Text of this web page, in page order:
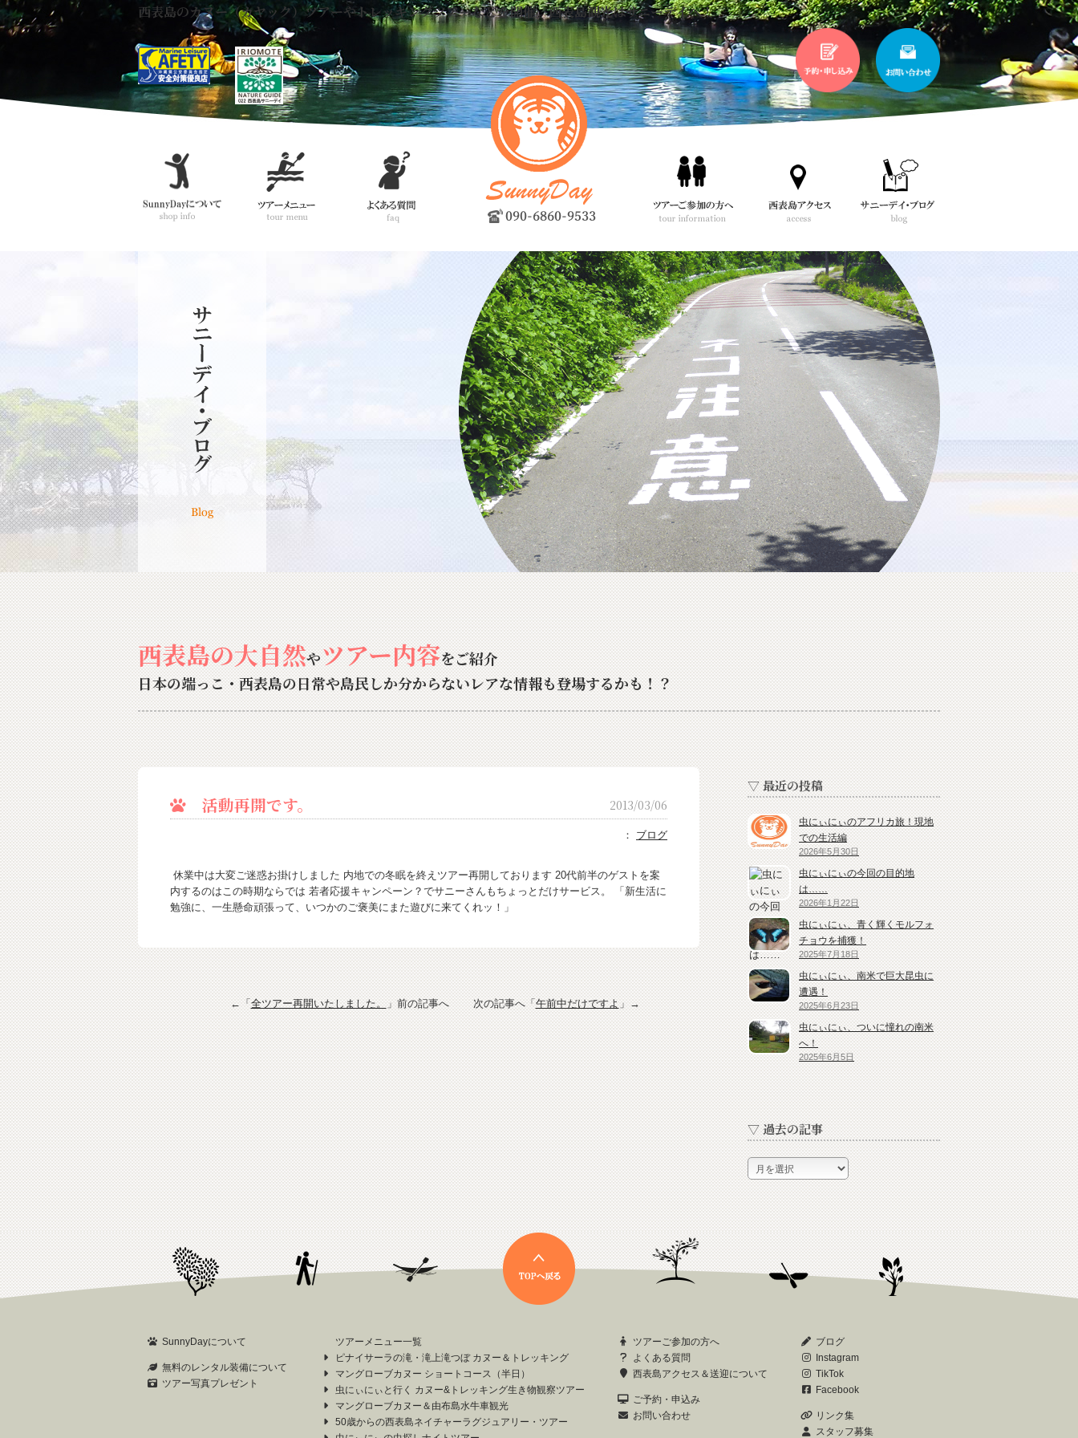
西表島のカヌー（カヤック）ツアーやトレッキングツアーなどを開催。西表島観光はサニーデイへ！
西表島の大自然やツアー内容をご紹介
日本の端っこ・西表島の日常や島民しか分からないレアな情報も登場するかも！？
活動再開です。 2013/03/06
： ブログ
休業中は大変ご迷惑お掛けしました 内地での冬眠を終えツアー再開しております 20代前半のゲストを案
内するのはこの時期ならでは 若者応援キャンペーン？でサニーさんもちょっとだけサービス。 「新生活に
勉強に、一生懸命頑張って、いつかのご褒美にまた遊びに来てくれッ！」
←「全ツアー再開いたしました。」前の記事へ 次の記事へ「午前中だけですよ」→
▽ 最近の投稿
虫にぃにぃのアフリカ旅！現地
での生活編
2026年5月30日
虫にぃにぃの今回の目的地
は……
2026年1月22日
虫にぃにぃ、青く輝くモルフォ
チョウを捕獲！
2025年7月18日
虫にぃにぃ、南米で巨大昆虫に
遭遇！
2025年6月23日
虫にぃにぃ、ついに憧れの南米
へ！
2025年6月5日
▽ 過去の記事
▽
過
去
の
記
事
SunnyDayについて
無料のレンタル装備について
ツアー写真プレゼント
ツアーメニュー一覧
ピナイサーラの滝・滝上滝つぼ カヌー＆トレッキング
マングローブカヌー ショートコース（半日）
虫にぃにぃと行く カヌー&トレッキング生き物観察ツアー
マングローブカヌー＆由布島水牛車観光
50歳からの西表島ネイチャーラグジュアリー・ツアー
ツアーご参加の方へ
よくある質問
西表島アクセス＆送迎について
ご予約・申込み
お問い合わせ
ブログ
Instagram
TikTok
Facebook
リンク集
スタッフ募集